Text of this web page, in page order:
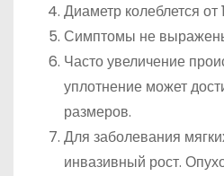
Диаметр колеблется от
Симптомы не
Часто увеличение
уплотнение может
размеров.
Для заболевания
инвазивный рост.